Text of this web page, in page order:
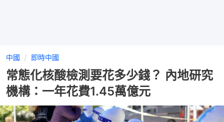
中國 即時中國
常態化核酸檢測要花多少錢？ 內地研究
機構：一年花費1.45萬億元